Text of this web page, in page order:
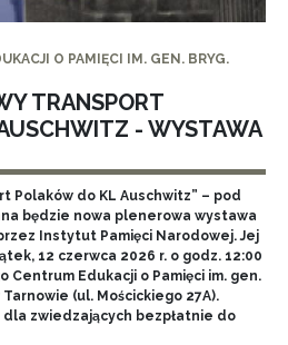
O PAMIĘCI IM. GEN. BRYG.
TRANSPORT
- WYSTAWA
Polaków do KL Auschwitz” – pod
będzie nowa plenerowa wystawa
Instytut Pamięci Narodowej. Jej
12 czerwca 2026 r. o godz. 12:00
Centrum Edukacji o Pamięci im. gen.
(ul. Mościckiego 27A).
zwiedzających bezpłatnie do